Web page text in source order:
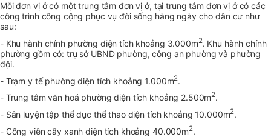
Mỗi đơn vị ở có một trung tâm đơn vị ở, tại trung tâm đơn vị ở có các
công trình công cộng phục vụ đời sống hàng ngày cho dân cư như
sau:
- Khu hành chính phường diện tích khoảng 3.000m2. Khu hành chính
phường gồm có: trụ sở UBND phường, công an phường và phường
đội.
- Trạm y tế phường diện tích khoảng 1.000m2.
- Trung tâm văn hoá phường diện tích khoảng 2.500m2.
- Sân luyện tập thể dục thể thao diện tích khoảng 10.000m2.
- Công viên cây xanh diện tích khoảng 40.000m2.